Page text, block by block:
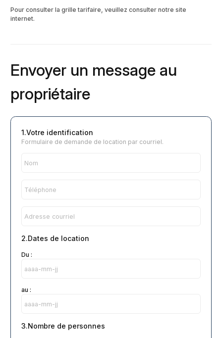
Envoyer un message au
propriétaire
Formulaire de demande de location par courriel.
1.Votre identification
2.Dates de location
Du :
au :
3.Nombre de personnes
Pour consulter la grille tarifaire, veuillez consulter notre site
internet.